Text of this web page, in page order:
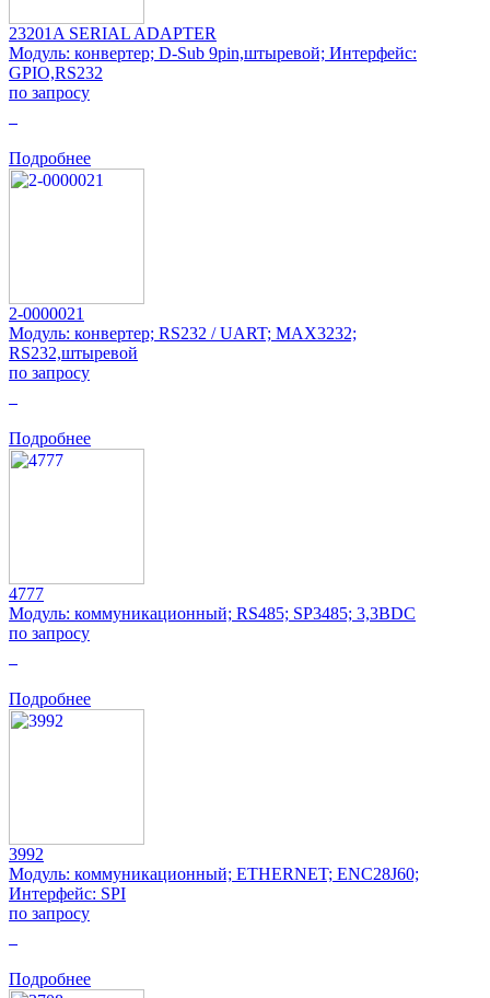
23201A SERIAL ADAPTER
Модуль: конвертер; D-Sub 9pin,штыревой; Интерфейс:
GPIO,RS232
по запросу
Подробнее
2-0000021
Модуль: конвертер; RS232 / UART; MAX3232;
RS232,штыревой
по запросу
Подробнее
4777
Модуль: коммуникационный; RS485; SP3485; 3,3ВDC
по запросу
Подробнее
3992
Модуль: коммуникационный; ETHERNET; ENC28J60;
Интерфейс: SPI
по запросу
Подробнее